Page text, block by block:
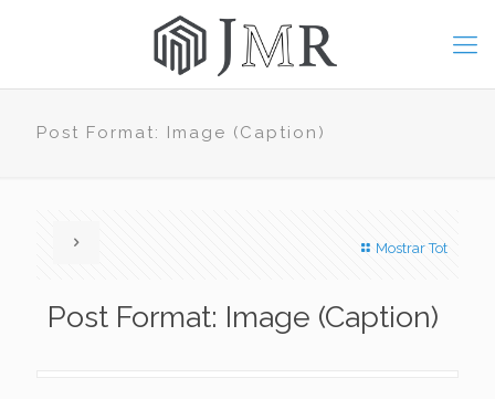
Post Format: Image (Caption)
Mostrar Tot
Post Format: Image (Caption)